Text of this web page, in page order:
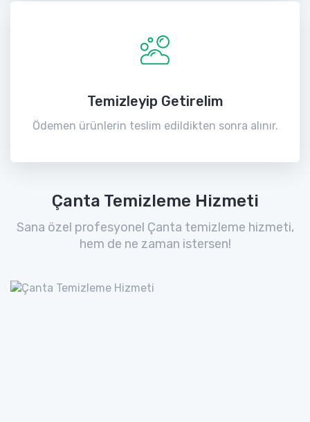
Temizleyip Getirelim
Ödemen ürünlerin teslim edildikten sonra alınır.
Çanta Temizleme Hizmeti
Sana özel profesyonel Çanta temizleme hizmeti,
hem de ne zaman istersen!